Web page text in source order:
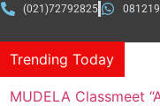
(021)72792825
Trending Today
Wisuda SDI